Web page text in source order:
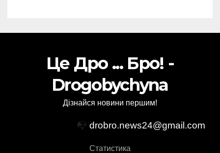
Це Дро ... Бро! -
Drogobychyna
Дізнайся новини першим!
📭 drobro.news24@gmail.com
Статистика